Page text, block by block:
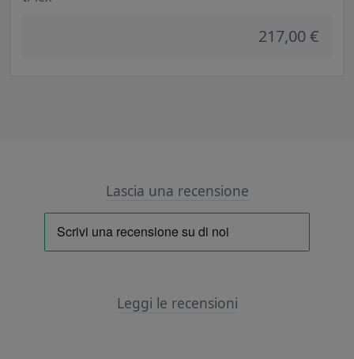
217,00 €
Lascia una recensione
Leggi le recensioni